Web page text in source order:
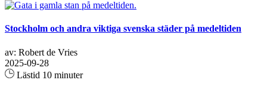
Stockholm och andra viktiga svenska städer på medeltiden
av: Robert de Vries
2025-09-28
Lästid 10 minuter